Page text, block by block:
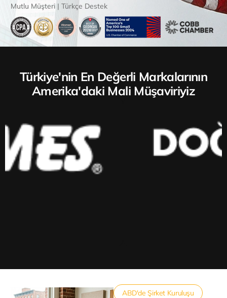
Mutlu Müşteri | Türkçe Destek
Türkiye'nin En Değerli Markalarının
Amerika'daki Mali Müşaviriyiz
ABD'de Şirket Kuruluşu